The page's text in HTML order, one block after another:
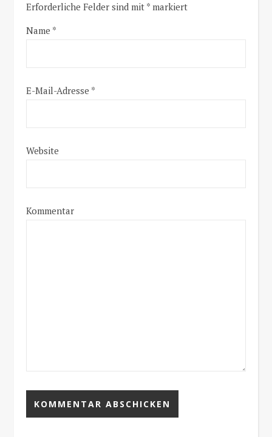
Erforderliche Felder sind mit * markiert
Name *
E-Mail-Adresse *
Website
Kommentar